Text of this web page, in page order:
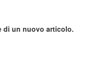
di un nuovo articolo.